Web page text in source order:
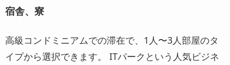
宿舎、寮
高級コンドミニアムでの滞在で、1人〜3人部屋のタ
イプから選択できます。 ITパークという人気ビジネ